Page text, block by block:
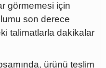
görmemesi için
son derece
talimatlarla dakikalar
ürünü teslim